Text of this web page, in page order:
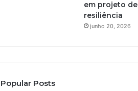
em projeto de
resiliência
junho 20, 2026
Popular Posts